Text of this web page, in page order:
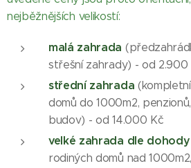
nejběžnějších velikostí:
malá zahrada
střešní zahrady) - od 2.900
střední zahrada
domů do 1000m2,
budov) - od 14.000 Kč
velké zahrada dle dohody
rodiných domů nad